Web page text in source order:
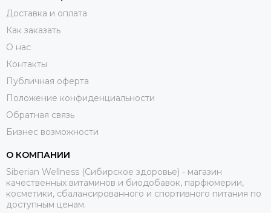
Доставка и оплата
Как заказать
О нас
Контакты
Публичная оферта
Положение конфиденциальности
Обратная связь
Бизнес возможности
О КОМПАНИИ
Siberian Wellness (Сибирское здоровье) - магазин
качественных витаминов и биодобавок, парфюмерии,
косметики, сбалансированного и спортивного питания по
доступным ценам.